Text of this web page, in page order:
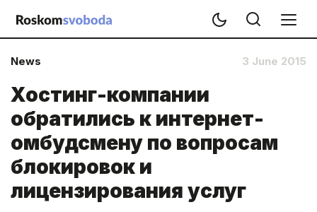
News 3 June 2015
Хостинг-компании
обратились к интернет-
омбудсмену по вопросам
блокировок и
лицензирования услуг